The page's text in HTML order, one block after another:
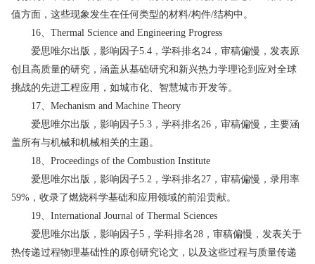
值方面，这些现象发生在任何类型的材料/构件/结构中。
16、Thermal Science and Engineering Progress
爱思唯尔出版，影响因子5.4，学科排名24，审稿偏慢，发表原
创且高质量的研究，涵盖从基础研究和新兴热力学理论到应对全球
挑战的先进工程应用，如城市化、智慧城市开发等。
17、Mechanism and Machine Theory
爱思唯尔出版，影响因子5.3，学科排名26，审稿偏慢，主要涵
盖所有与机械和机械相关的主题。
18、Proceedings of the Combustion Institute
爱思唯尔出版，影响因子5.2，学科排名27，审稿偏慢，录用率
59%，收录了燃烧科学基础和应用领域的前沿贡献。
19、International Journal of Thermal Sciences
爱思唯尔出版，影响因子5，学科排名28，审稿偏慢，发表关于
热传递过程物理基础性的原创研究论文，以及这些过程与质量传递